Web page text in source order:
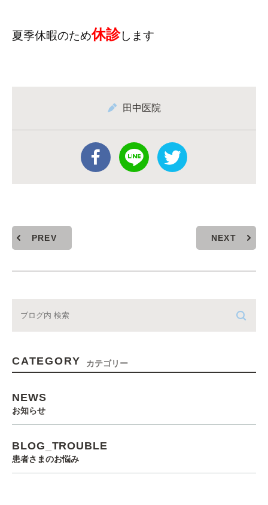
夏季休暇のため休診します
田中医院
PREV NEXT
CATEGORY カテゴリー
NEWS
お知らせ
BLOG_TROUBLE
患者さまのお悩み